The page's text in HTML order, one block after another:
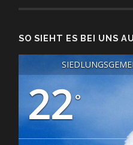
SO SIEHT ES BEI UNS
22°